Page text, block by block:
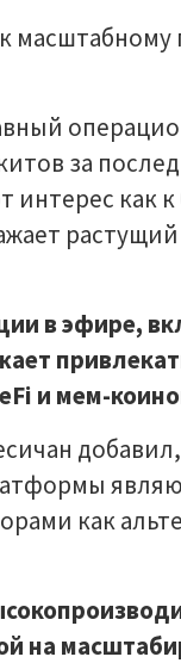
за
как к
в эфире,
и мем-
как
на